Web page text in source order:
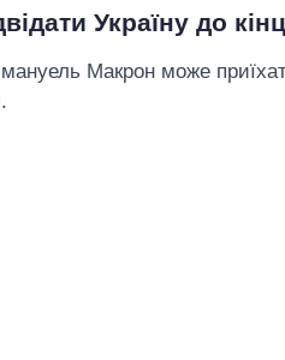
Україну до
Макрон може